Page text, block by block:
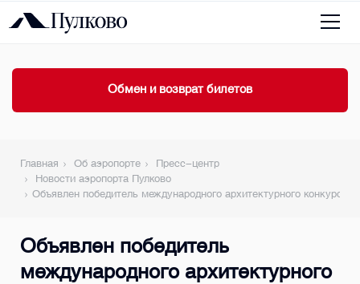
Обмен и возврат билетов
Главная Об аэропорте
Пресс-центр
Новости аэропорта Пулково
Объявлен победитель международного архитектурного
Объявлен победитель
международного архитектурного